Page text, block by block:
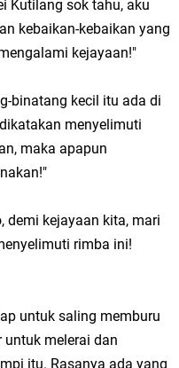
Kutilang sok tahu, aku
kebaikan-kebaikan yang
kejayaan!"
binatang kecil itu ada di
menyelimuti
maka apapun
demi kejayaan kita, mari
rimba ini!
untuk saling memburu
melerai dan
itu. Rasanya ada yang